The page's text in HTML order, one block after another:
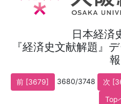
日本経済
『経済史文献解題』
報
前 [3679] 3680/3748 次
Top